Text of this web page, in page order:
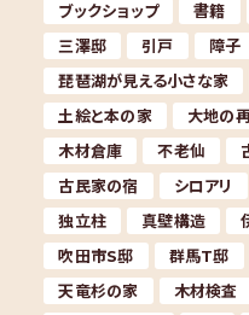
ブックショップ
書籍
三澤邸
引戸 障子
琵琶湖が見える小さな家
土絵と本の家
大地の
木材倉庫
不老仙
古民家の宿
シロアリ
独立柱
真壁構造
吹田市S邸
群馬T邸
天竜杉の家
木材検査